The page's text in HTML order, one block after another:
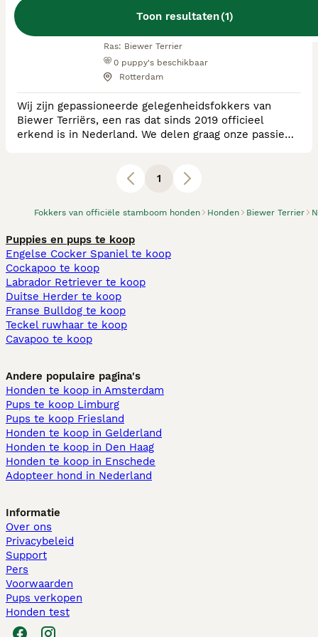
Toon resultaten(1)
Fokkers van officiële stamboom honden Honden Biewer Terrier
Ras: Biewer Terrier
0 puppy's beschikbaar
Rotterdam
Wij zijn gepassioneerde gelegenheidsfokkers van
Biewer Terriërs, een ras dat sinds 2019 officieel
erkend is in Nederland. We delen graag onze passie
kunt ons ook volgen op Facebook en Instagram om op
1
Puppies en pups te koop
Engelse Cocker Spaniel te koop
Cockapoo te koop
Labrador Retriever te koop
Duitse Herder te koop
Franse Bulldog te koop
Teckel ruwhaar te koop
Cavapoo te koop
Andere populaire pagina's
Honden te koop in Amsterdam
Pups te koop Limburg​
Pups te koop Friesland​
Honden te koop in Gelderland
Honden te koop in Den Haag
Honden te koop in Enschede
Adopteer hond in Nederland
Informatie
Over ons
Privacybeleid
Support
Pers
Voorwaarden
Pups verkopen
Honden test